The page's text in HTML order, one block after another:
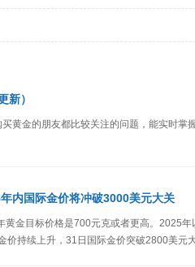
新）
黄金的朋友都比较关注的问题，能实时掌
内国际金价将冲破3000美元大关
金目标价格是700元克或者更高。2025
价持续上升，31日国际金价突破2800美元